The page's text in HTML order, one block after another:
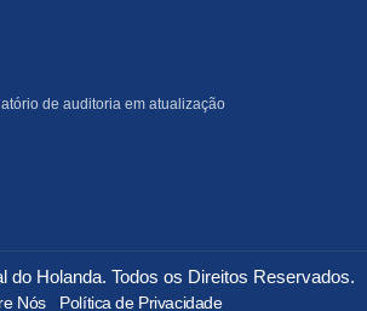
de auditoria em atualização
do Holanda. Todos os Direitos Reservados.
Nós Política de Privacidade